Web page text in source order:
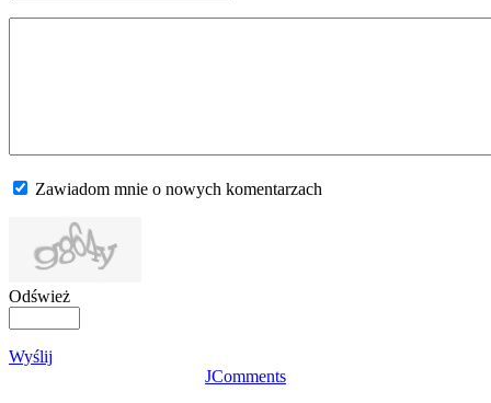
Zawiadom mnie o nowych komentarzach
Odśwież
Wyślij
JComments